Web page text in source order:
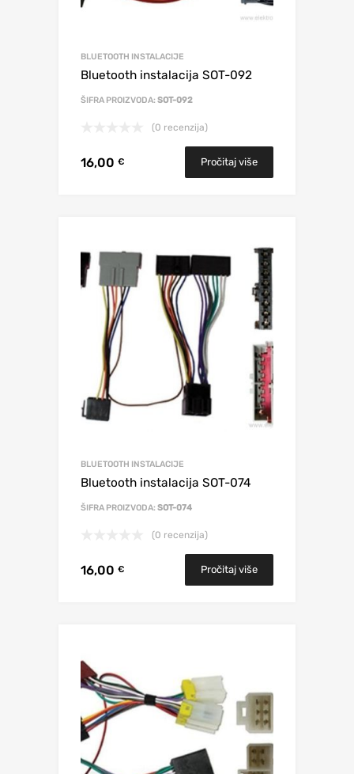
BLUETOOTH INSTALACIJE
Bluetooth instalacija SOT-092
ŠIFRA PROIZVODA: SOT-092
(0 recenzija)
16,00 € Pročitaj više
BLUETOOTH INSTALACIJE
Bluetooth instalacija SOT-074
ŠIFRA PROIZVODA: SOT-074
(0 recenzija)
16,00 € Pročitaj više